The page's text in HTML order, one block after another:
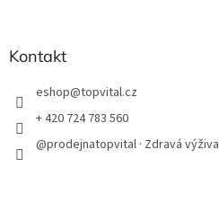
Kontakt
eshop@topvital.cz
+ 420 724 783 560
@prodejnatopvital · Zdravá výživa